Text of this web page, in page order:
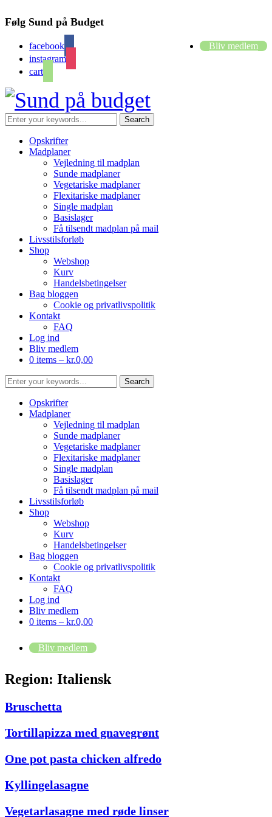
Følg Sund på Budget
facebook
instagram
cart
Bliv medlem
Opskrifter
Madplaner
Vejledning til madplan
Sunde madplaner
Vegetariske madplaner
Flexitariske madplaner
Single madplan
Basislager
Få tilsendt madplan på mail
Livsstilsforløb
Shop
Webshop
Kurv
Handelsbetingelser
Bag bloggen
Cookie og privatlivspolitik
Kontakt
FAQ
Log ind
Bliv medlem
0 items – kr.0,00
Opskrifter
Madplaner
Vejledning til madplan
Sunde madplaner
Vegetariske madplaner
Flexitariske madplaner
Single madplan
Basislager
Få tilsendt madplan på mail
Livsstilsforløb
Shop
Webshop
Kurv
Handelsbetingelser
Bag bloggen
Cookie og privatlivspolitik
Kontakt
FAQ
Log ind
Bliv medlem
0 items – kr.0,00
Bliv medlem
Region: Italiensk
Bruschetta
Tortillapizza med gnavegrønt
One pot pasta chicken alfredo
Kyllingelasagne
Vegetarlasagne med røde linser